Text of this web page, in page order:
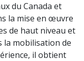
du Canada et
la mise en œuvre
de haut niveau et
la mobilisation de
il obtient